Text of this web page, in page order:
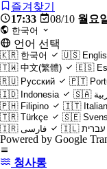
즐겨찾기
17:33
08/10 월요
한국어
언어 선택
🇰🇷 한국어 🇺🇸
🇹🇼 中文(繁體) 🇪🇸
🇷🇺 Русский 🇵🇹
🇮🇩 Indonesia 🇸🇦
🇵🇭 Filipino 🇮🇹
🇹🇷 Türkçe 🇸🇪
🇮🇷 فارسی 🇮🇱 עברית
Powered by Google
청사롱